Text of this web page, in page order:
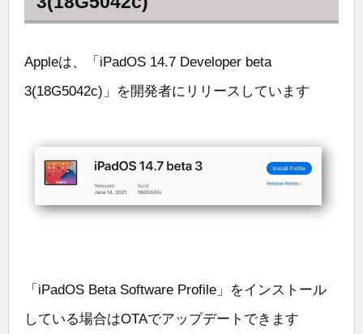
Appleは、「iPadOS 14.7 Developer beta
3(18G5042c)」を開発者にリリースしています
「iPadOS Beta Software Profile」をインストール
している場合はOTAでアップデートできます